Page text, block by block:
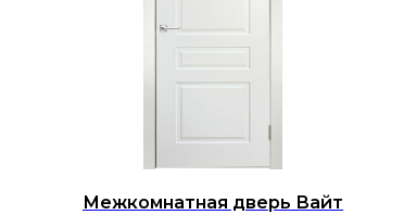
Межкомнатная дверь Вайт